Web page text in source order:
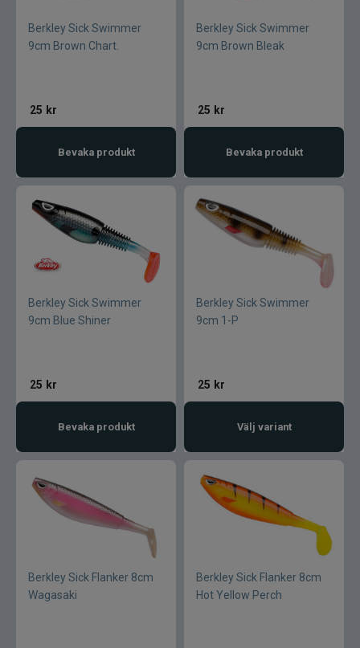
Berkley Sick Swimmer
9cm Brown Chart.
25 kr
Bevaka produkt
Berkley Sick Swimmer
9cm Brown Bleak
25 kr
Bevaka produkt
Berkley Sick Swimmer
9cm Blue Shiner
25 kr
Bevaka produkt
Berkley Sick Swimmer
9cm 1-P
25 kr
Välj variant
Berkley Sick Flanker 8cm
Wagasaki
Berkley Sick Flanker 8cm
Hot Yellow Perch